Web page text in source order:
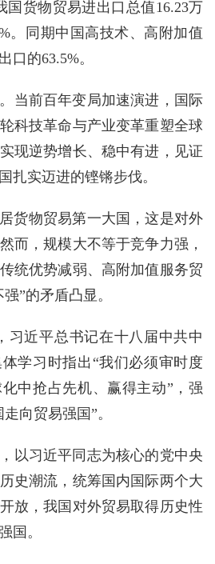
国货物贸易进出口总值16.23万
。同期中国高技术、高附加值
口的63.5%。
当前百年变局加速演进，国际
科技革命与产业变革重塑全球
现逆势增长、稳中有进，见证
扎实迈进的铿锵步伐。
货物贸易第一大国，这是对外
而，规模大不等于竞争力强，
统优势减弱、高附加值服务贸
”的矛盾凸显。
习近平总书记在十八届中共中
学习时指出“我们必须审时度
中抢占先机、赢得主动”，强
向贸易强国”。
以习近平同志为核心的党中央
史潮流，统筹国内国际两个大
放，我国对外贸易取得历史性
国。